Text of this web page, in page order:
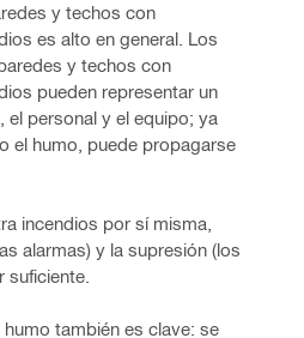
y techos con
es alto en general. Los
y techos con
pueden representar un
el personal y el equipo; ya
el humo, puede propagarse
incendios por sí misma,
alarmas) y la supresión (los
suficiente.
también es clave: se